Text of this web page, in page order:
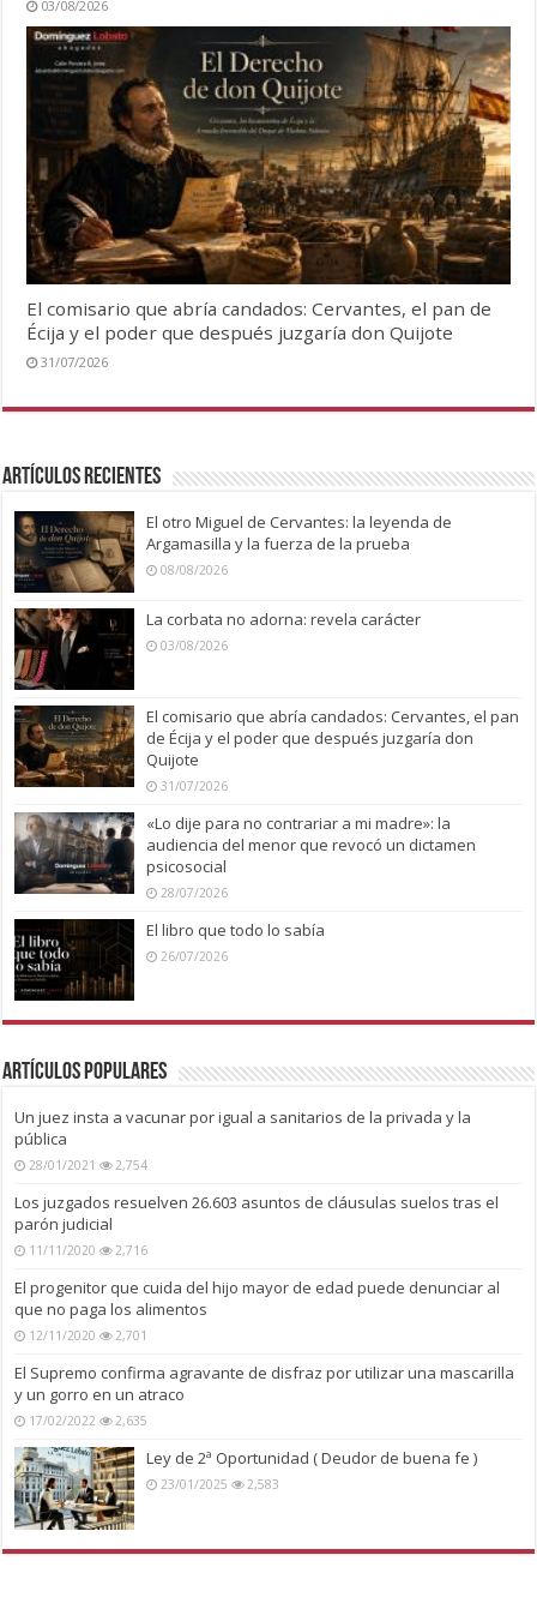
03/08/2026
El comisario que abría candados: Cervantes, el pan de
Écija y el poder que después juzgaría don Quijote
31/07/2026
Artículos recientes
El otro Miguel de Cervantes: la leyenda de
Argamasilla y la fuerza de la prueba
08/08/2026
La corbata no adorna: revela carácter
03/08/2026
El comisario que abría candados: Cervantes, el pan
de Écija y el poder que después juzgaría don
Quijote
31/07/2026
«Lo dije para no contrariar a mi madre»: la
audiencia del menor que revocó un dictamen
psicosocial
28/07/2026
El libro que todo lo sabía
26/07/2026
Artículos Populares
Un juez insta a vacunar por igual a sanitarios de la privada y la
pública
28/01/2021 2,754
Los juzgados resuelven 26.603 asuntos de cláusulas suelos tras el
parón judicial
11/11/2020 2,716
El progenitor que cuida del hijo mayor de edad puede denunciar al
que no paga los alimentos
12/11/2020 2,701
El Supremo confirma agravante de disfraz por utilizar una mascarilla
y un gorro en un atraco
17/02/2022 2,635
Ley de 2ª Oportunidad ( Deudor de buena fe )
23/01/2025 2,583